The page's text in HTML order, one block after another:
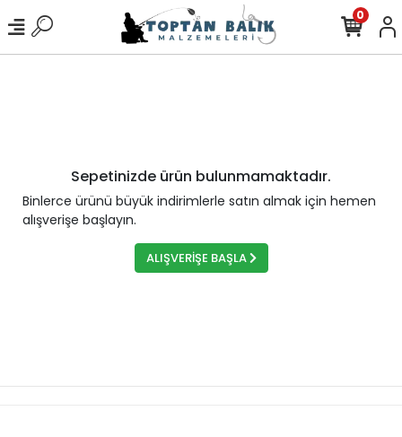
0
Sepetinizde ürün bulunmamaktadır.
Binlerce ürünü büyük indirimlerle satın almak için hemen
alışverişe başlayın.
ALIŞVERİŞE BAŞLA